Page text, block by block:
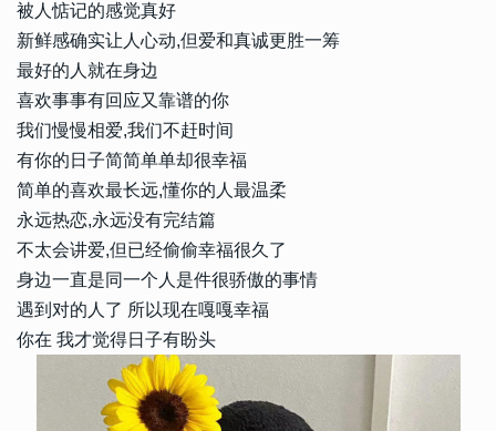
被人惦记的感觉真好
新鲜感确实让人心动,但爱和真诚更胜一筹
最好的人就在身边
喜欢事事有回应又靠谱的你
我们慢慢相爱,我们不赶时间
有你的日子简简单单却很幸福
简单的喜欢最长远,懂你的人最温柔
永远热恋,永远没有完结篇
不太会讲爱,但已经偷偷幸福很久了
身边一直是同一个人是件很骄傲的事情
遇到对的人了 所以现在嘎嘎幸福
你在 我才觉得日子有盼头